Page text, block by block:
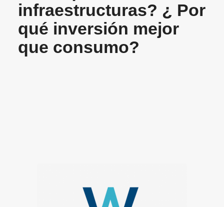
infraestructuras? ¿ Por
qué inversión mejor
que consumo?